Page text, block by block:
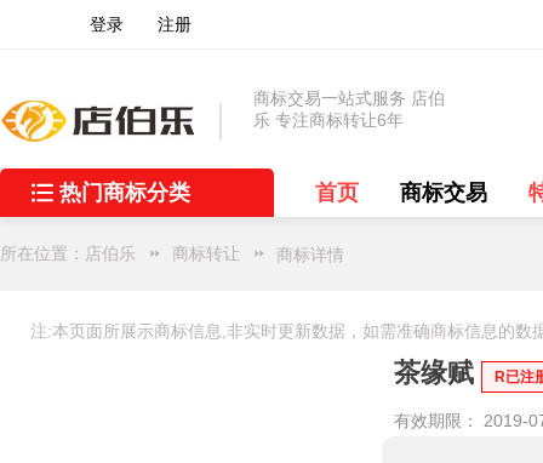
登录 注册
商标交易一站式服务 店伯
乐 专注商标转让6年
热门商标分类 首页 商标交易
所在位置： 店伯乐 商标转让 商标详情
注:本页面所展示商标信息,非实时更新数据，如需准确商标信息的数
茶缘赋 R已注
有效期限： 2019-